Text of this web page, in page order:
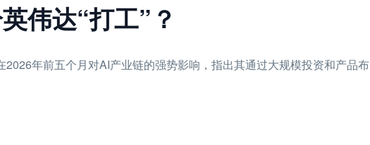
伟达“打工”？
年前五个月对AI产业链的强势影响，指出其通过大规模投资和产品布